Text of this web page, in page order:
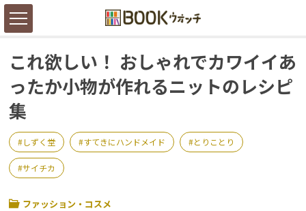
これ欲しい！ おしゃれでカワイイあ
ったか小物が作れるニットのレシピ
集
しずく堂 すてきにハンドメイド とりことり
サイチカ
ファッション・コスメ